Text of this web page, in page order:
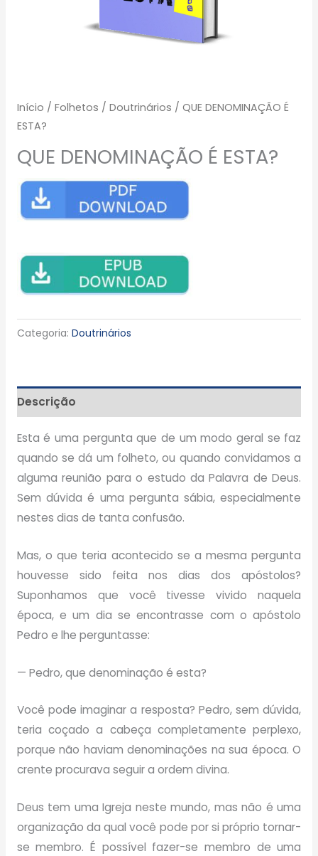
Início / Folhetos / Doutrinários / QUE DENOMINAÇÃO É
ESTA?
QUE DENOMINAÇÃO É ESTA?
Categoria: Doutrinários
Descrição
Esta é uma pergunta que de um modo geral se faz
quando se dá um folheto, ou quando convidamos a
alguma reunião para o estudo da Palavra de Deus.
Sem dúvida é uma pergunta sábia, especialmente
nestes dias de tanta confusão.
Mas, o que teria acontecido se a mesma pergunta
houvesse sido feita nos dias dos apóstolos?
Suponhamos que você tivesse vivido naquela
época, e um dia se encontrasse com o apóstolo
Pedro e lhe perguntasse:
— Pedro, que denominação é esta?
Você pode imaginar a resposta? Pedro, sem dúvida,
teria coçado a cabeça completamente perplexo,
porque não haviam denominações na sua época. O
crente procurava seguir a ordem divina.
Deus tem uma Igreja neste mundo, mas não é uma
organização da qual você pode por si próprio tornar-
se membro. É possível fazer-se membro de uma